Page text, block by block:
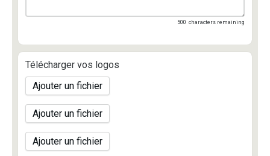
500 characters remaining
Télécharger vos logos
Ajouter un fichier
Ajouter un fichier
Ajouter un fichier